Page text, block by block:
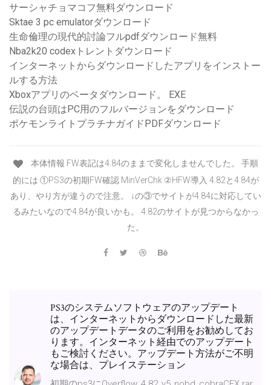
サーシャチョマコフ無料ダウンロード
Sktae 3 pc emulatorダウンロード
生命倫理の現代的討論フルpdfダウンロード無料
Nba2k20 codexトレントダウンロード
インターネットからダウンロードしたアプリをインストー
ルする方法
Xboxアプリのベータダウンロード。 EXE
伝説の台頭はPC用のフルバージョンをダウンロード
ポケモンライトプラチナガイドPDFダウンロード
本体情報 FW表記は4.84のままで変化しませんでした。 手順
的には ①PS3の初期FW確認 MinVerChk ②HFW導入 4.82と4.84が
あり、やり方が違うので注意。 ↓の③でサイトが4.84に対応してい
るみたいなので4.84が良いかも。 4.82のサイトが見つからなかっ
た。
PS3のシステムソフトウェアのアップデート
は、インターネットからダウンロードした最新
のアップデートデータのご利用をお勧めしてお
ります。インターネット経由でのアップデート
もご検討ください。アップデート方法がご不明
な場合は、プレイステーション